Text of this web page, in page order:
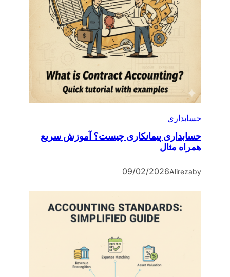
حسابداری
حسابداری پیمانکاری چیست؟ آموزش سریع
همراه مثال
by
Alireza
09/02/2026